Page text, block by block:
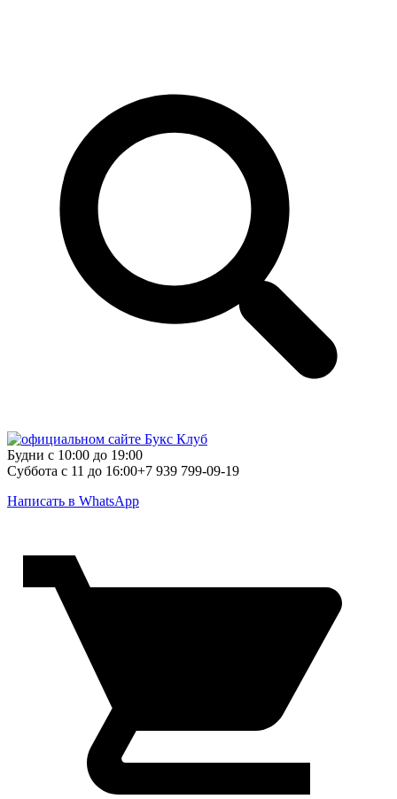
Будни с 10:00 до 19:00
Суббота с 11 до 16:00+7 939 799-09-19
Написать в WhatsApp